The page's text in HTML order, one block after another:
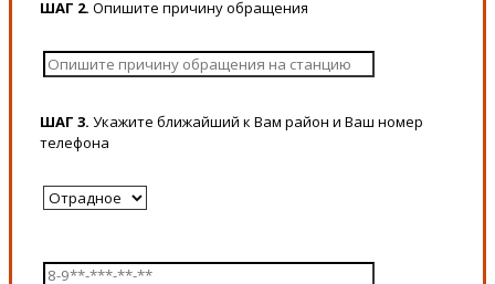
ШАГ 2. Опишите причину обращения
ШАГ 3. Укажите ближайший к Вам район и Ваш номер
телефона